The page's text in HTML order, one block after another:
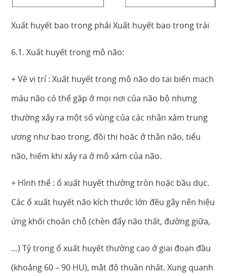
Xuất huyết bao trong phải Xuất huyết bao trong trái
6.1. Xuất huyết trong mô não:
+ Về vị trí : Xuất huyết trong mô não do tai biến mạch
máu não có thể gặp ở mọi nơi của não bộ nhưng
thường xảy ra một số vùng của các nhân xám trung
ương như bao trong, đồi thị hoặc ở thân não, tiểu
não, hiếm khi xảy ra ở mô xám của não.
+ Hình thể : ổ xuất huyết thường tròn hoặc bầu dục.
Các ổ xuất huyết não kích thước lớn đều gây nên hiệu
ứng khối choán chỗ (chèn đẩy não thất, đường giữa,
…) Tỷ trọng ổ xuất huyết thường cao ở giai đoạn đầu
(khoảng 60 – 90 HU), mật độ thuần nhất. Xung quanh